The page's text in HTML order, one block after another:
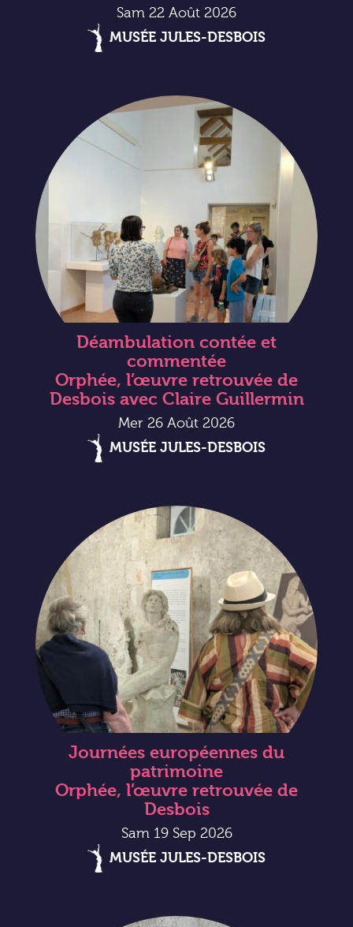
Sam 22 Août 2026
MUSÉE JULES-DESBOIS
Déambulation contée et
commentée
Orphée, l’œuvre retrouvée de
Desbois avec Claire Guillermin
Mer 26 Août 2026
MUSÉE JULES-DESBOIS
Journées européennes du
patrimoine
Orphée, l’œuvre retrouvée de
Desbois
Sam 19 Sep 2026
MUSÉE JULES-DESBOIS